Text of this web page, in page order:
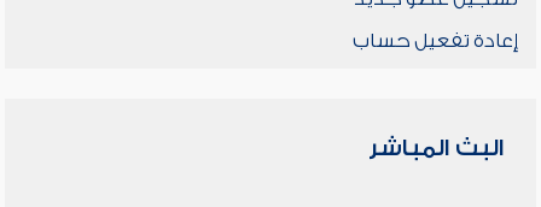
إعادة تفعيل حساب
البث المباشر